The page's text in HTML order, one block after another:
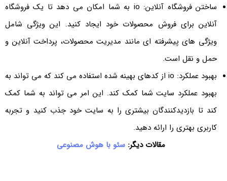
ساختن فروشگاه آنلاین: io به شما امکان می دهد تا یک فروشگاه
آنلاین برای فروش محصولات خود ایجاد کنید. این ویژگی شامل
ویژگی های پیشرفته ای مانند مدیریت محصولات، پرداخت آنلاین و
حمل و نقل است.
بهبود عملکرد: io از کدهای بهینه شده استفاده می کند که می تواند به
بهبود عملکرد سایت شما کمک کند. این امر می تواند به شما کمک
کند تا بازدیدکنندگان بیشتری را به سایت خود جذب کنید و تجربه
کاربری بهتری را ارائه دهید.
مقالات دیگر: سئو با هوش مصنوعی